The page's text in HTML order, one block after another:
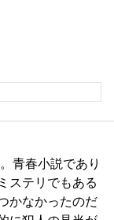
春小説であり
ステリでもある
かなかったのだ